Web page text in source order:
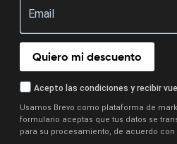
Quiero mi descuento
Acepto las condiciones y recibir
Usamos Brevo como plataforma de
formulario aceptas que tus datos se
para su procesamiento, de acuerdo con